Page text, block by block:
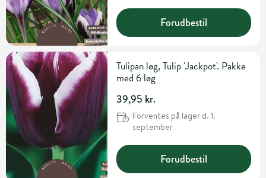
Forudbestil
Tulipan løg, Tulip 'Jackpot'. Pakke
med 6 løg
39,95 kr.
Forventes på lager d. 1.
september
Forudbestil